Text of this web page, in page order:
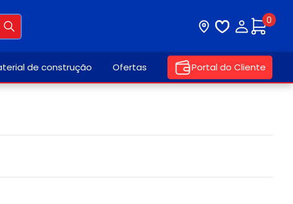
Visite nossa loja
Lista deMinha
0
de construção Ofertas Portal do Cliente